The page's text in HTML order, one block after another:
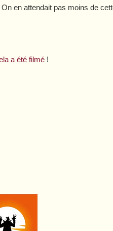
On en attendait pas moins de
a été filmé !